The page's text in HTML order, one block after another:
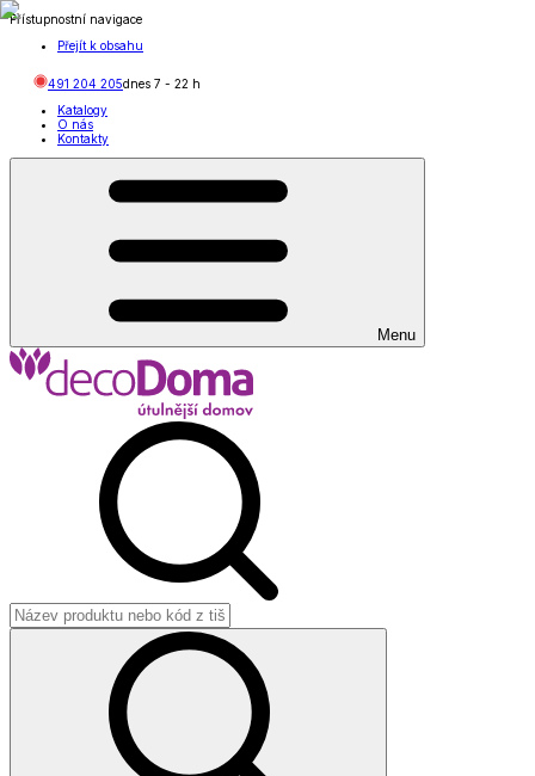
Přístupnostní navigace
Přejít k obsahu
491 204 205dnes 7 - 22 h
Katalogy
O nás
Kontakty
Menu